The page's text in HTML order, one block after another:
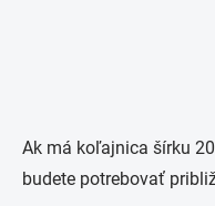
Ak má koľajnica šírku
budete potrebovať